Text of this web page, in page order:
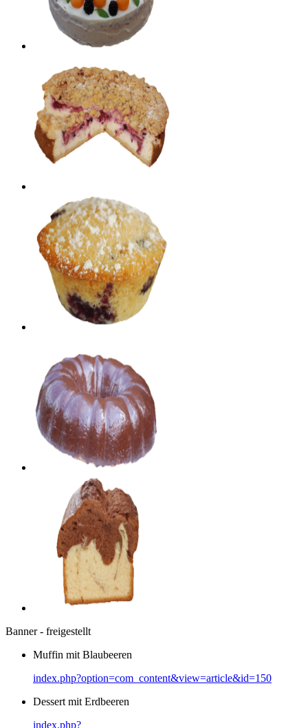
Banner - freigestellt
Muffin mit Blaubeeren
index.php?option=com_content&view=article&id=150
Dessert mit Erdbeeren
index.php?